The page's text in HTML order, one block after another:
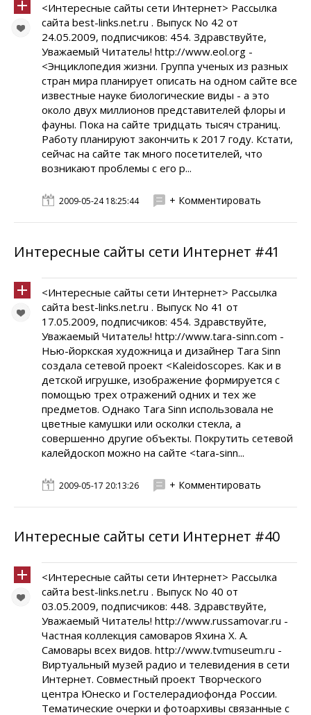
<Интересные сайты сети Интернет> Рассылка
сайта best-links.net.ru . Выпуск No 42 от
24.05.2009, подписчиков: 454. Здравствуйте,
Уважаемый Читатель! http://www.eol.org -
<Энциклопедия жизни. Группа ученых из разных
стран мира планирует описать на одном сайте все
известные науке биологические виды - а это
около двух миллионов представителей флоры и
фауны. Пока на сайте тридцать тысяч страниц.
Работу планируют закончить к 2017 году. Кстати,
сейчас на сайте так много посетителей, что
возникают проблемы с его р...
2009-05-24 18:25:44 + Комментировать
Интересные сайты сети Интернет #41
<Интересные сайты сети Интернет> Рассылка
сайта best-links.net.ru . Выпуск No 41 от
17.05.2009, подписчиков: 454. Здравствуйте,
Уважаемый Читатель! http://www.tara-sinn.com -
Нью-йоркская художница и дизайнер Tara Sinn
создала сетевой проект <Kaleidoscopes. Как и в
детской игрушке, изображение формируется с
помощью трех отражений одних и тех же
предметов. Однако Tara Sinn использовала не
цветные камушки или осколки стекла, а
совершенно другие объекты. Покрутить сетевой
калейдоскоп можно на сайте <tara-sinn...
2009-05-17 20:13:26 + Комментировать
Интересные сайты сети Интернет #40
<Интересные сайты сети Интернет> Рассылка
сайта best-links.net.ru . Выпуск No 40 от
03.05.2009, подписчиков: 448. Здравствуйте,
Уважаемый Читатель! http://www.russamovar.ru -
Частная коллекция самоваров Яхина Х. А.
Самовары всех видов. http://www.tvmuseum.ru -
Виртуальный музей радио и телевидения в сети
Интернет. Совместный проект Творческого
центра Юнеско и Гостелерадиофонда России.
Тематические очерки и фотоархивы связанные с